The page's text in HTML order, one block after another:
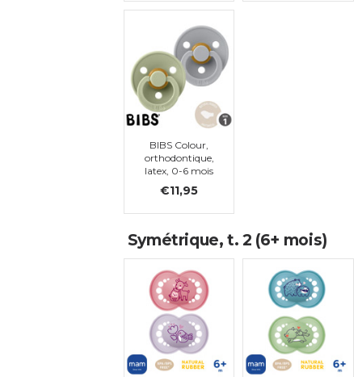
BIBS Colour,
orthodontique,
latex, 0-6 mois
(taille 1)
€11,95
Symétrique, t. 2 (6+ mois)